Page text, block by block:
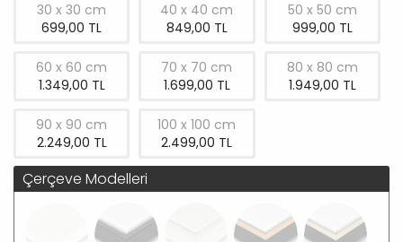
30 x 30 cm
699,00 TL
40 x 40 cm
849,00 TL
50 x 50 cm
999,00 TL
60 x 60 cm
1.349,00 TL
70 x 70 cm
1.699,00 TL
80 x 80 cm
1.949,00 TL
90 x 90 cm
2.249,00 TL
100 x 100 cm
2.499,00 TL
Çerçeve Modelleri